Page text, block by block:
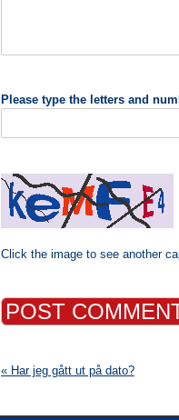
Please type the letters and
Click the image to see another
« Har jeg gått ut på dato?